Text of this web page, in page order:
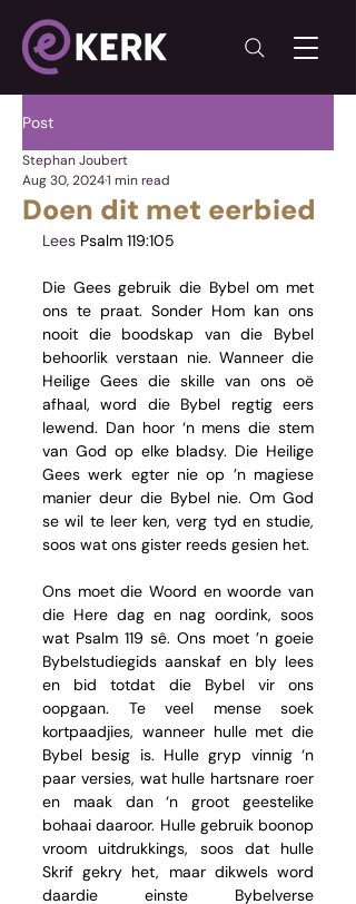
Post
Doen dit met eerbied
Stephan Joubert
Aug 30, 20241 min read
Lees Psalm 119:105
Die Gees gebruik die Bybel om met
ons te praat. Sonder Hom kan ons
nooit die boodskap van die Bybel
behoorlik verstaan nie. Wanneer die
Heilige Gees die skille van ons oë
afhaal, word die Bybel regtig eers
lewend. Dan hoor ‘n mens die stem
van God op elke bladsy. Die Heilige
Gees werk egter nie op ’n magiese
manier deur die Bybel nie. Om God
se wil te leer ken, verg tyd en studie,
soos wat ons gister reeds gesien het.
Ons moet die Woord en woorde van
die Here dag en nag oordink, soos
wat Psalm 119 sê. Ons moet ’n goeie
Bybelstudiegids aanskaf en bly lees
en bid totdat die Bybel vir ons
oopgaan. Te veel mense soek
kortpaadjies, wanneer hulle met die
Bybel besig is. Hulle gryp vinnig ‘n
paar versies, wat hulle hartsnare roer
en maak dan ‘n groot geestelike
bohaai daaroor. Hulle gebruik boonop
vroom uitdrukkings, soos dat hulle
Skrif gekry het, maar dikwels word
daardie einste Bybelverse